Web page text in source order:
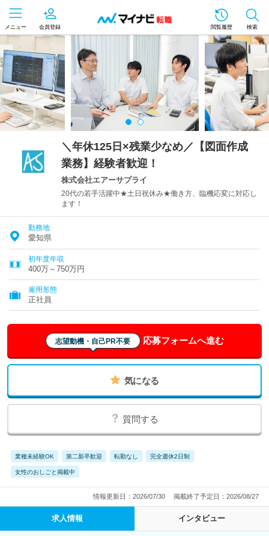
メニュー 会員登録 閲覧履歴 検索
＼年休125日×残業少なめ／【図面作成
業務】経験者歓迎！
株式会社エアーサプライ
20代の若手活躍中★土日祝休み★働き方、臨機応変に対応し
ます！
勤務地
愛知県
初年度年収
400万～750万円
雇用形態
正社員
志望動機・自己PR不要 応募フォームへ進む
気になる
質問する
業種未経験OK 第二新卒歓迎 転勤なし 完全週休2日制
女性のおしごと掲載中
情報更新日：2026/07/30 掲載終了予定日：2026/08/27
求人情報 インタビュー